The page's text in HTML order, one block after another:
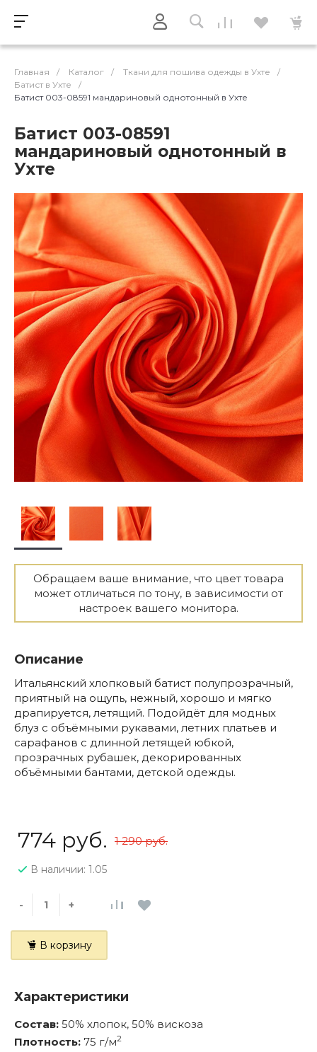
Главная / Каталог / Ткани для пошива одежды в Ухте
/
Батист в Ухте
/
Батист 003-08591 мандариновый однотонный в Ухте
Батист 003-08591
мандариновый однотонный в
Ухте
Обращаем ваше внимание, что цвет товара
может отличаться по тону, в зависимости от
настроек вашего монитора.
Описание
Итальянский хлопковый батист полупрозрачный,
приятный на ощупь, нежный, хорошо и мягко
драпируется, летящий. Подойдёт для модных
блуз с объёмными рукавами, летних платьев и
сарафанов с длинной летящей юбкой,
прозрачных рубашек, декорированных
объёмными бантами, детской одежды.
774 руб. 1 290 руб.
В наличии: 1.05
- +
В корзину
Характеристики
Состав: 50% хлопок, 50% вискоза
Плотность: 75 г/м2